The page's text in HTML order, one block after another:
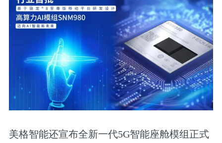
美格智能还宣布全新一代5G智能座舱模组正式